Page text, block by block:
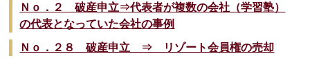
Ｎｏ．２ 破産申立⇒代表者が複数の会社（学習塾）
の代表となっていた会社の事例
Ｎｏ．２８ 破産申立 ⇒ リゾート会員権の売却